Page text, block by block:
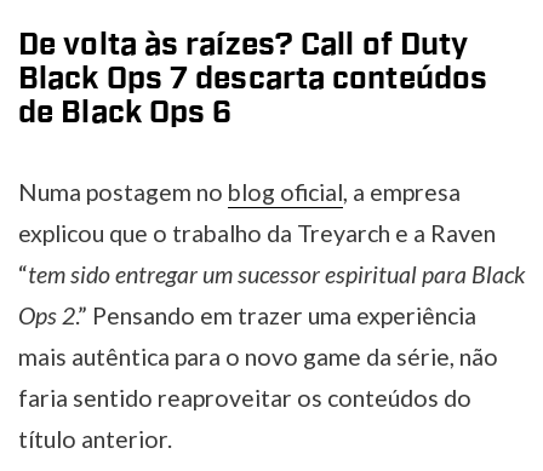
De volta às raízes? Call of Duty
Black Ops 7 descarta conteúdos
de Black Ops 6
Numa postagem no blog oficial, a empresa
explicou que o trabalho da Treyarch e a Raven
“tem sido entregar um sucessor espiritual para Black
Ops 2.” Pensando em trazer uma experiência
mais autêntica para o novo game da série, não
faria sentido reaproveitar os conteúdos do
título anterior.